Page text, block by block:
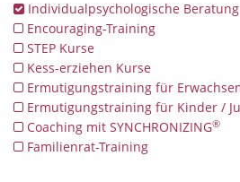
Individualpsychologische Beratung
Encouraging-Training
STEP Kurse
Kess-erziehen Kurse
Ermutigungstraining für
Ermutigungstraining für Kinder /
Coaching mit SYNCHRONIZING®
Familienrat-Training